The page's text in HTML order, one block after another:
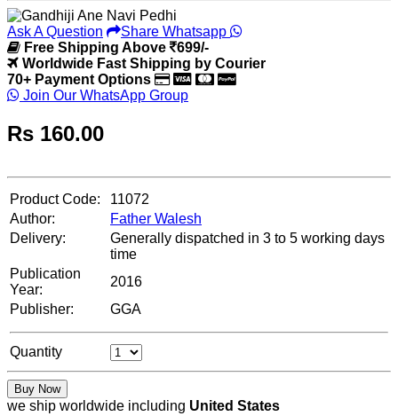
Ask A Question
Share Whatsapp
Free Shipping Above
699/-
Worldwide Fast Shipping by Courier
70+ Payment Options
Join Our WhatsApp Group
Rs 160.00
Product Code:
11072
Author:
Father Walesh
Delivery:
Generally dispatched in 3 to 5 working days
time
Publication
Year:
2016
Publisher:
GGA
Quantity
Buy Now
we ship worldwide including United States